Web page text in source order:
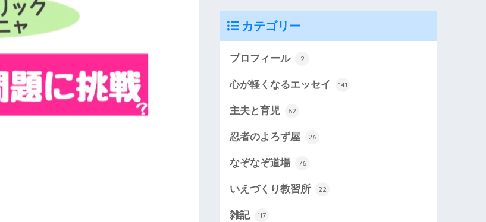
カテゴリー
プロフィール 2
心が軽くなるエッセイ 141
主夫と育児 62
忍者のよろず屋 26
なぞなぞ道場 76
いえづくり教習所 22
雑記 117